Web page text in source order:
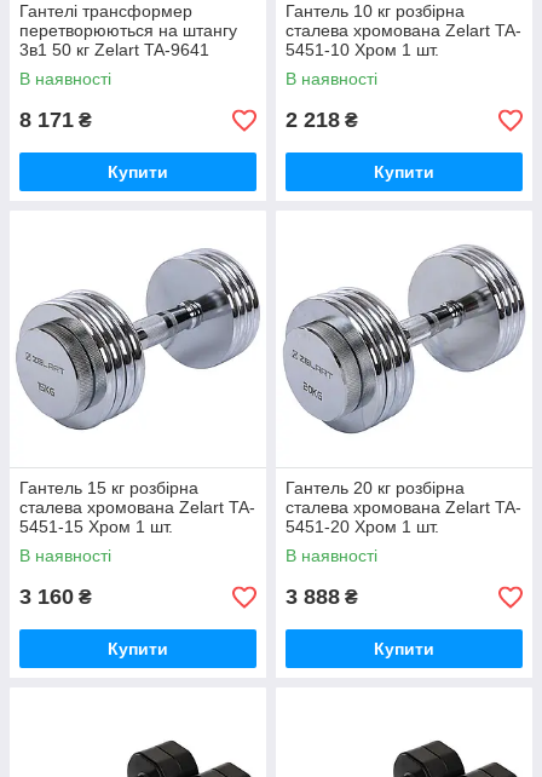
Гантелі трансформер
перетворюються на штангу
3в1 50 кг Zelart TA-9641
Чорний
В наявності
8 171 ₴
Купити
Гантель 10 кг розбірна
сталева хромована Zelart TA-
5451-10 Хром 1 шт.
В наявності
2 218 ₴
Купити
Гантель 15 кг розбірна
сталева хромована Zelart TA-
5451-15 Хром 1 шт.
В наявності
3 160 ₴
Купити
Гантель 20 кг розбірна
сталева хромована Zelart TA-
5451-20 Хром 1 шт.
В наявності
3 888 ₴
Купити